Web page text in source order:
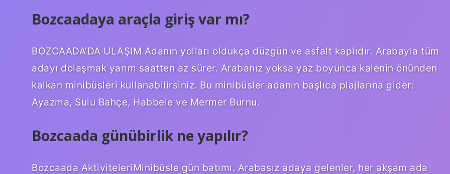
Bozcaadaya araçla giriş var mı?
BOZCAADA’DA ULAŞIM Adanın yolları oldukça düzgün ve asfalt kaplıdır. Arabayla tüm
adayı dolaşmak yarım saatten az sürer. Arabanız yoksa yaz boyunca kalenin önünden
kalkan minibüsleri kullanabilirsiniz. Bu minibüsler adanın başlıca plajlarına gider:
Ayazma, Sulu Bahçe, Habbele ve Mermer Burnu.
Bozcaada günübirlik ne yapılır?
Bozcaada AktiviteleriMinibüsle gün batımı. Arabasız adaya gelenler, her akşam ada